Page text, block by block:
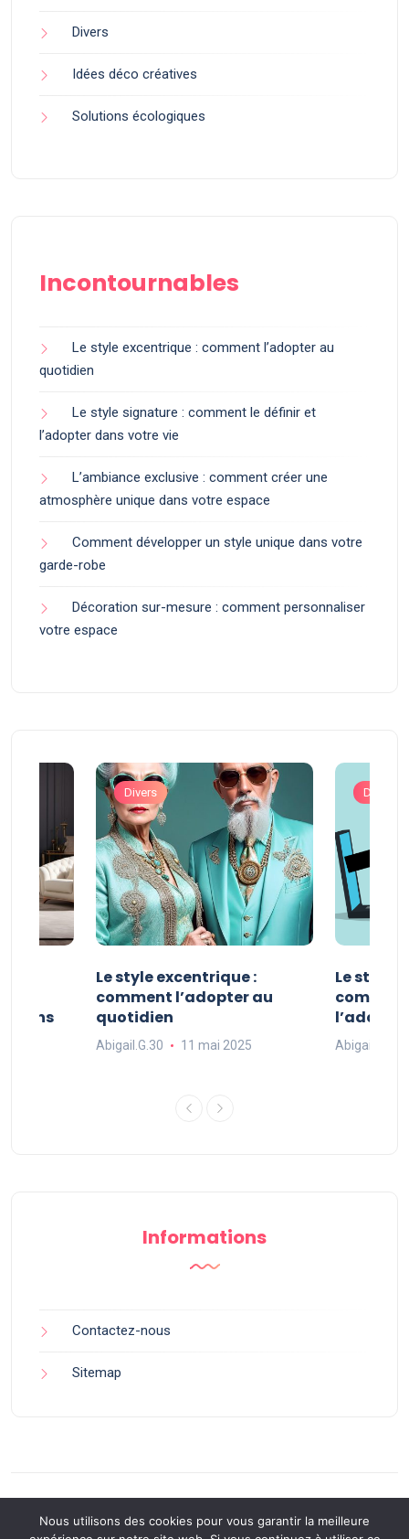
Divers
Idées déco créatives
Solutions écologiques
Incontournables
Le style excentrique : comment l’adopter au
quotidien
Le style signature : comment le définir et
l’adopter dans votre vie
L’ambiance exclusive : comment créer une
atmosphère unique dans votre espace
Comment développer un style unique dans votre
garde-robe
Décoration sur-mesure : comment personnaliser
votre espace
dans
Divers
Le style excentrique :
comment l’adopter au
quotidien
Abigail.G.30 11 mai 2025
Divers
Le style
Abigail.G.30
Informations
Contactez-nous
Sitemap
Nous utilisons des cookies pour vous garantir la meilleure